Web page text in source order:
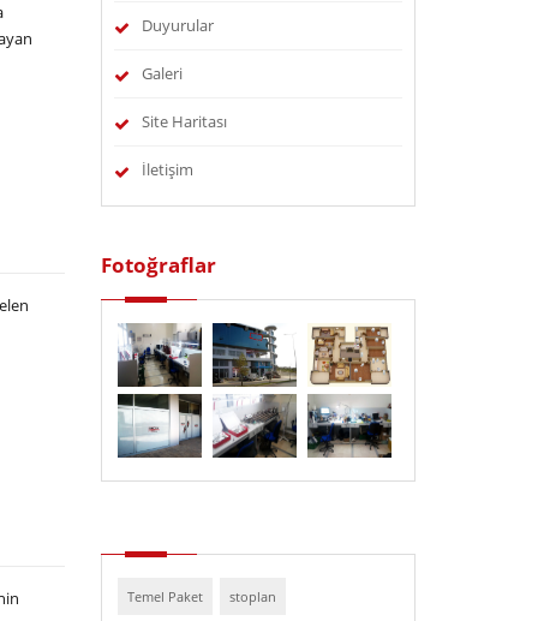
Duyurular
Galeri
Site Haritası
İletişim
Fotoğraflar
Temel Paket stoplan